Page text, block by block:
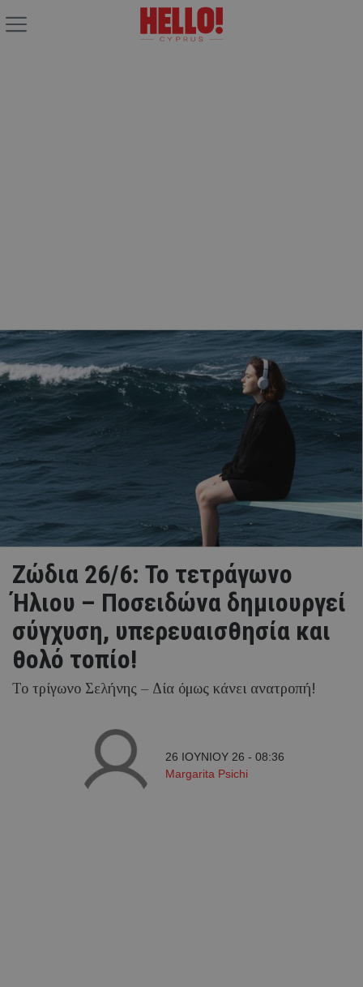
Ζώδια 26/6: Το τετράγωνο
Ήλιου – Ποσειδώνα δημιουργεί
σύγχυση, υπερευαισθησία και
θολό τοπίο!
Το τρίγωνο Σελήνης – Δία όμως κάνει ανατροπή!
26 ΙΟΥΝΙΟΥ 26 - 08:36
Margarita Psichi